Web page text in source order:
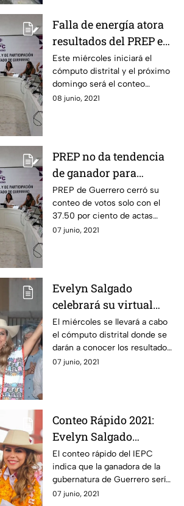
Falla de energía atora
resultados del PREP en
Guerrero: IEPC
Este miércoles iniciará el
cómputo distrital y el próximo
domingo será el conteo
estatal.
08 junio, 2021
PREP no da tendencia
de ganador para
gubernatura de
Guerrero
PREP de Guerrero cerró su
conteo de votos solo con el
37.50 por ciento de actas
computadas. Miércoles inicia
07 junio, 2021
Evelyn Salgado
celebrará su virtual
triunfo en Guerrero
El miércoles se llevará a cabo
el cómputo distrital donde se
darán a conocer los resultados
de la elección en Guerrero.
07 junio, 2021
Conteo Rápido 2021:
Evelyn Salgado
alcanzaría gubernatura
por Guerrero
El conteo rápido del IEPC
indica que la ganadora de la
gubernatura de Guerrero sería
Evelyn Salgado, hija de Félix
07 junio, 2021